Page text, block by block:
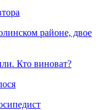
районе, двое
Кто виноват?